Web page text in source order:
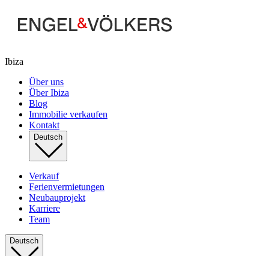
Ibiza
Über uns
Über Ibiza
Blog
Immobilie verkaufen
Kontakt
Deutsch
Verkauf
Ferienvermietungen
Neubauprojekt
Karriere
Team
Deutsch